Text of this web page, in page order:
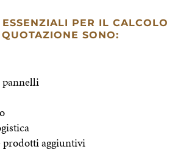
PER IL CALCOLO
SONO:
prodotti aggiuntivi